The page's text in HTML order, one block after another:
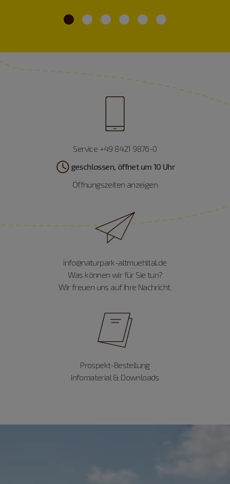
Service +49 8421 9876-0
geschlossen, öffnet um 10 Uhr
Öffnungszeiten anzeigen
info@naturpark-altmuehltal.de
Was können wir für Sie tun?
Wir freuen uns auf Ihre Nachricht.
Prospekt-Bestellung
Infomaterial & Downloads